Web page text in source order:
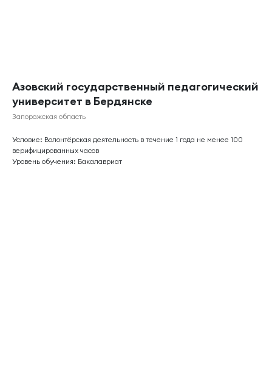
Азовский государственный педагогический
университет в Бердянске
Запорожская область
Условие: Волонтёрская деятельность в течение 1 года не менее 100
верифицированных часов
Уровень обучения: Бакалавриат